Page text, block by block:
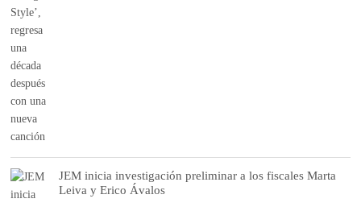
JEM inicia investigación preliminar a los fiscales Marta
Leiva y Erico Ávalos